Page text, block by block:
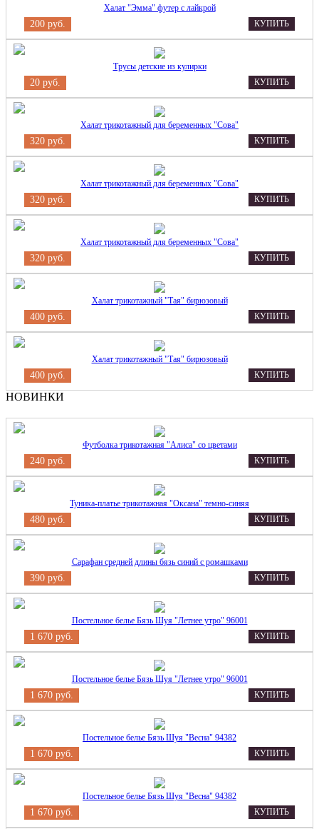
Халат "Эмма" футер с лайкрой
200 руб. КУПИТЬ
Трусы детские из кулирки
20 руб. КУПИТЬ
Халат трикотажный для беременных "Сова"
320 руб. КУПИТЬ
Халат трикотажный для беременных "Сова"
320 руб. КУПИТЬ
Халат трикотажный для беременных "Сова"
320 руб. КУПИТЬ
Халат трикотажный "Тая" бирюзовый
400 руб. КУПИТЬ
Халат трикотажный "Тая" бирюзовый
400 руб. КУПИТЬ
НОВИНКИ
Футболка трикотажная "Алиса" со цветами
240 руб. КУПИТЬ
Туника-платье трикотажная "Оксана" темно-синяя
480 руб. КУПИТЬ
Сарафан средней длины бязь синий с ромашками
390 руб. КУПИТЬ
Постельное белье Бязь Шуя "Летнее утро" 96001
1 670 руб. КУПИТЬ
Постельное белье Бязь Шуя "Летнее утро" 96001
1 670 руб. КУПИТЬ
Постельное белье Бязь Шуя "Весна" 94382
1 670 руб. КУПИТЬ
Постельное белье Бязь Шуя "Весна" 94382
1 670 руб. КУПИТЬ